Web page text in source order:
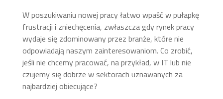
W poszukiwaniu nowej pracy łatwo wpaść w pułapkę
frustracji i zniechęcenia, zwłaszcza gdy rynek pracy
wydaje się zdominowany przez branże, które nie
odpowiadają naszym zainteresowaniom. Co zrobić,
jeśli nie chcemy pracować, na przykład, w IT lub nie
czujemy się dobrze w sektorach uznawanych za
najbardziej obiecujące?